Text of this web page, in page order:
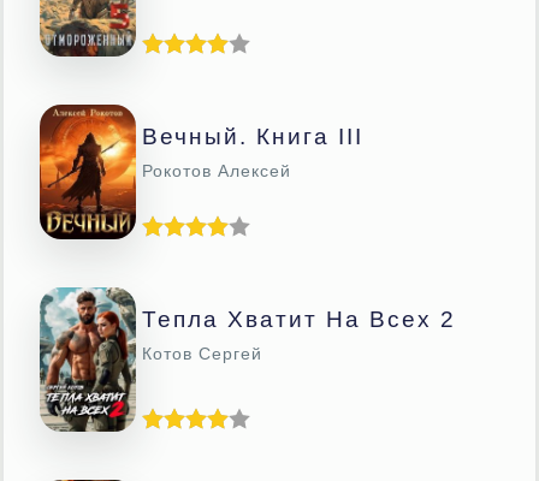
Вечный. Книга III
Рокотов Алексей
Тепла Хватит На Всех 2
Котов Сергей